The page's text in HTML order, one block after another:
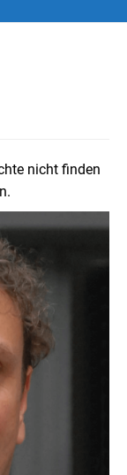
nicht finden